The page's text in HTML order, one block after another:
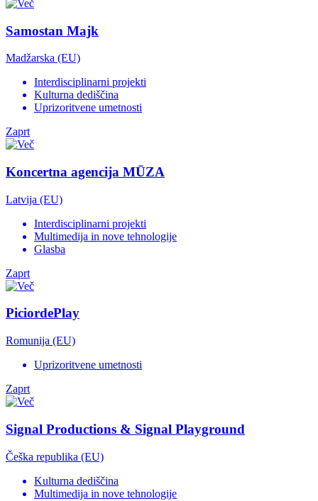
Samostan Majk
Madžarska (EU)
Interdisciplinarni projekti
Kulturna dediščina
Uprizoritvene umetnosti
Zaprt
Koncertna agencija MŪZA
Latvija (EU)
Interdisciplinarni projekti
Multimedija in nove tehnologije
Glasba
Zaprt
PiciordePlay
Romunija (EU)
Uprizoritvene umetnosti
Zaprt
Signal Productions & Signal Playground
Češka republika (EU)
Kulturna dediščina
Multimedija in nove tehnologije